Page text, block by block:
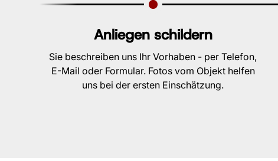
Anliegen schildern
Sie beschreiben uns Ihr Vorhaben - per Telefon,
E-Mail oder Formular. Fotos vom Objekt helfen
uns bei der ersten Einschätzung.